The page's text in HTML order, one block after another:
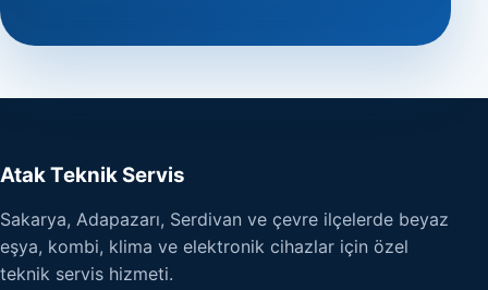
Atak Teknik Servis
Sakarya, Adapazarı, Serdivan ve çevre ilçelerde beyaz
eşya, kombi, klima ve elektronik cihazlar için özel
teknik servis hizmeti.